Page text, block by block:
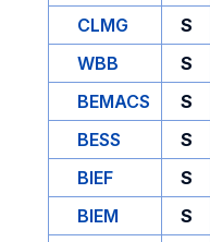
CLMG
S
WBB
S
BEMACS
S
BESS
S
BIEF
S
BIEM
S